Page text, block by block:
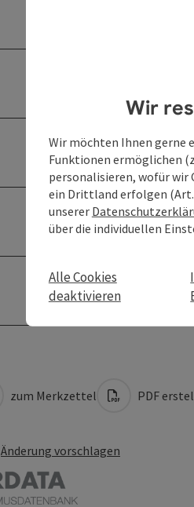
zum Merkzettel PDF
Änderung vorschlagen
Wir
Wir möchten Ihnen gerne
Funktionen ermöglichen
personalisieren, wofür wir
ein Drittland erfolgen (Art.
unserer
über die individuellen
Alle Cookies
deaktivieren